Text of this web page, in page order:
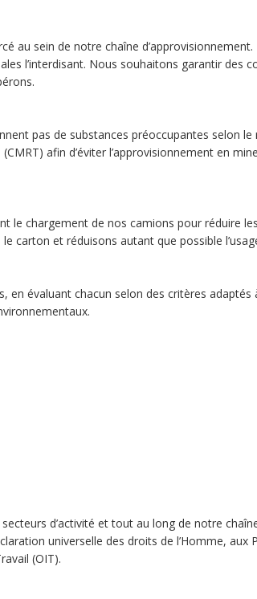
sein de notre chaîne d’approvisionnement.
l’interdisant. Nous souhaitons garantir des
pas de substances préoccupantes selon le
afin d’éviter l’approvisionnement en
le chargement de nos camions pour réduire
carton et réduisons autant que possible
évaluant chacun selon des critères adaptés
d’activité et tout au long de notre
universelle des droits de l’Homme, aux
(OIT).